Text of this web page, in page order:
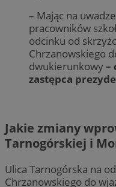
– Mając na
pracowników
odcinku od
Chrzanowskiego
dwukierunkowy–
zastępca
Jakie zmiany
Tarnogórskiej i
Ulica Tarnogórska na
Chrzanowskiego do